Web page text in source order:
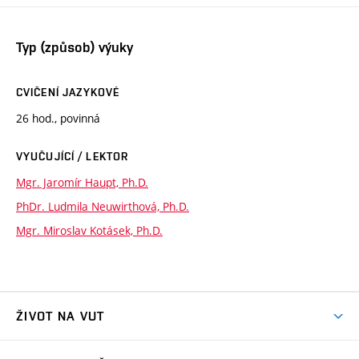
Typ (způsob) výuky
CVIČENÍ JAZYKOVÉ
26 hod., povinná
VYUČUJÍCÍ / LEKTOR
Mgr. Jaromír Haupt, Ph.D.
PhDr. Ludmila Neuwirthová, Ph.D.
Mgr. Miroslav Kotásek, Ph.D.
ŽIVOT NA VUT